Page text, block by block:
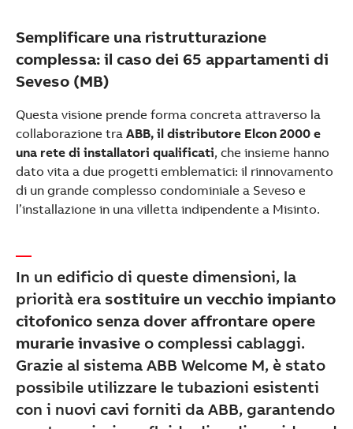
Semplificare una ristrutturazione
complessa: il caso dei 65 appartamenti di
Seveso (MB)
Questa visione prende forma concreta attraverso la
collaborazione tra ABB, il distributore Elcon 2000 e
una rete di installatori qualificati, che insieme hanno
dato vita a due progetti emblematici: il rinnovamento
di un grande complesso condominiale a Seveso e
l’installazione in una villetta indipendente a Misinto.
In un edificio di queste dimensioni, la
priorità era sostituire un vecchio impianto
citofonico senza dover affrontare opere
murarie invasive o complessi cablaggi.
Grazie al sistema ABB Welcome M, è stato
possibile utilizzare le tubazioni esistenti
con i nuovi cavi forniti da ABB, garantendo